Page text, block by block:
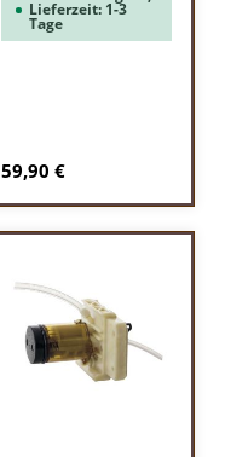
Lieferzeit: 1-3
Tage
Regulärer Preis:
59,90 €